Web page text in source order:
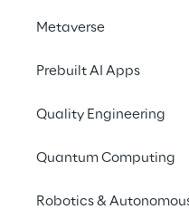
Metaverse
Prebuilt AI Apps
Quality Engineering
Quantum Computing
Robotics &
IVECO